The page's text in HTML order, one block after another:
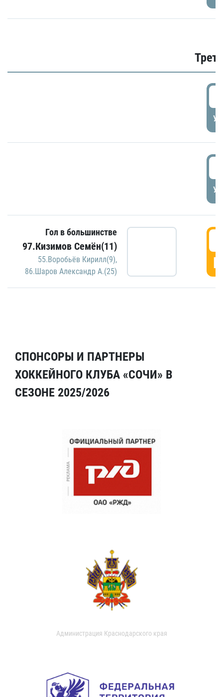
Гол в большинстве
97.Кизимов Семён(11)
55.Воробьёв Кирилл(9),
86.Шаров Александр А.(25)
СПОНСОРЫ И ПАРТНЕРЫ
ХОККЕЙНОГО КЛУБА «СОЧИ» В
СЕЗОНЕ 2025/2026
Администрация Краснодарского края